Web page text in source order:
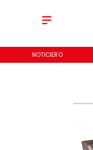
NOTICIERO